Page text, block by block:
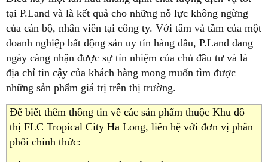
tại P.Land và là kết quả cho những nỗ lực không ngừng
của cán bộ, nhân viên tại công ty. Với tâm và tầm của một
doanh nghiệp bất động sản uy tín hàng đầu, P.Land đang
ngày càng nhận được sự tín nhiệm của chủ đầu tư và là
địa chỉ tin cậy của khách hàng mong muốn tìm được
những sản phẩm giá trị trên thị trường.
Để biết thêm thông tin về các sản phẩm thuộc Khu đô
thị FLC Tropical City Ha Long, liên hệ với đơn vị phân
phối chính thức: